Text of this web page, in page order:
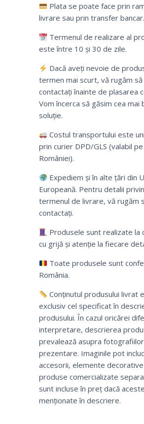
Plata se poate face prin
livrare sau prin transfer bancar.
Termenul de realizare al
este între 10 și 30 de zile.
Dacă aveți nevoie de
termen mai scurt, vă rugăm să
contactați înainte de plasarea
Vom încerca să găsim cea mai
soluție.
Costul transportului este
prin curier DPD/GLS (valabil
României).
Expediem și în alte țări din
Europeană. Pentru detalii
termenul de livrare, vă rugăm
contactați.
Produsele sunt realizate la
cu grijă și atenție la fiecare
Toate produsele sunt
România.
Conținutul produsului livrat
exclusiv cel specificat în
produsului. În cazul oricărei
interpretare, descrierea
prevalează asupra
prezentare. Imaginile pot
accesorii, elemente
produse comercializate
sunt incluse în preț dacă
menționate în descriere.